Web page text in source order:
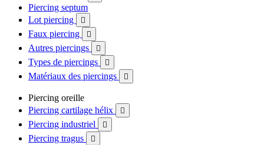
Piercing septum
Lot piercing

Faux piercing 
Autres piercings 
Types de piercings 
Matériaux des piercings 
Piercing oreille
Piercing cartilage hélix

Piercing industriel 
Piercing tragus 